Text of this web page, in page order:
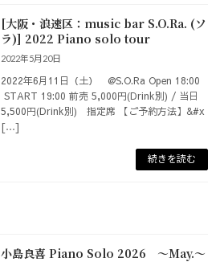
[大阪・浪速区：music bar S.O.Ra. (ソ
ラ)] 2022 Piano solo tour
2022年5月20日
2022年6月11日（土） @S.O.Ra Open 18:00
START 19:00 前売 5,000円(Drink別) / 当日
5,500円(Drink別) 指定席 【ご予約方法】&#x
[…]
続きを読む
小島良喜 Piano Solo 2026 ～May.～